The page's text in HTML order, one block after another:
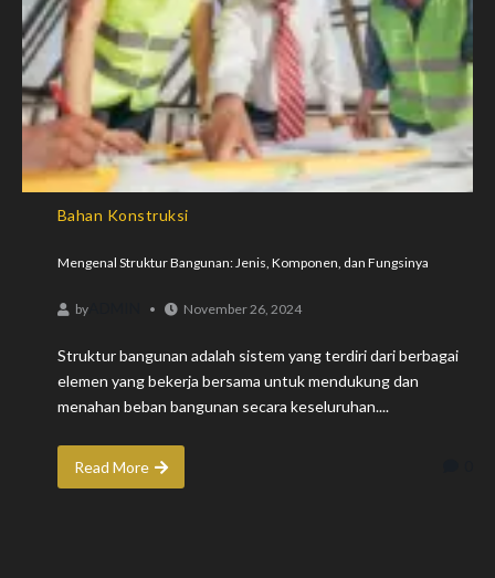
Bahan Konstruksi
Mengenal Struktur Bangunan: Jenis, Komponen, dan Fungsinya
by November 26, 2024
Struktur bangunan adalah sistem yang terdiri dari berbagai
elemen yang bekerja bersama untuk mendukung dan
menahan beban bangunan secara keseluruhan....
Read More